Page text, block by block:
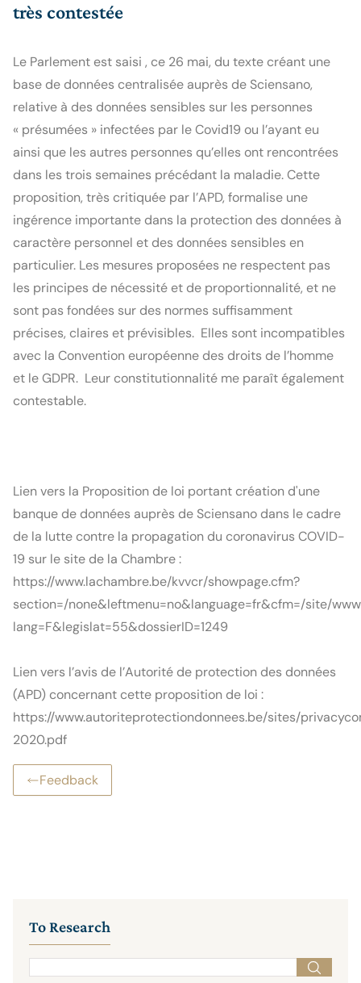
très contestée
Le Parlement est saisi , ce 26 mai, du texte créant une
base de données centralisée auprès de Sciensano,
relative à des données sensibles sur les personnes
« présumées » infectées par le Covid19 ou l’ayant eu
ainsi que les autres personnes qu’elles ont rencontrées
dans les trois semaines précédant la maladie. Cette
proposition, très critiquée par l’APD, formalise une
ingérence importante dans la protection des données à
caractère personnel et des données sensibles en
particulier. Les mesures proposées ne respectent pas
les principes de nécessité et de proportionnalité, et ne
sont pas fondées sur des normes suffisamment
précises, claires et prévisibles.  Elles sont incompatibles
avec la Convention européenne des droits de l’homme
et le GDPR.  Leur constitutionnalité me paraît également
contestable.
Lien vers la Proposition de loi portant création d'une
banque de données auprès de Sciensano dans le cadre
de la lutte contre la propagation du coronavirus COVID-
https://www.lachambre.be/kvvcr/showpage.cfm?
section=/none&leftmenu=no&language=fr&cfm=/site/
lang=F&legislat=55&dossierID=1249
Lien vers l’avis de l’Autorité de protection des données
https://www.autoriteprotectiondonnees.be/sites/
2020.pdf
Feedback
To Research